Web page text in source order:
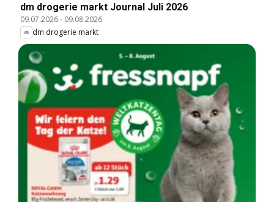
dm drogerie markt Journal Juli 2026
09.07.2026- 09.08.2026
dm drogerie markt